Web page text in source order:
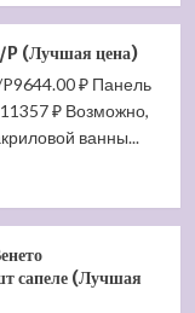
P (Лучшая цена)
₽ Панель
₽ Возможно,
ванны...
(Лучшая